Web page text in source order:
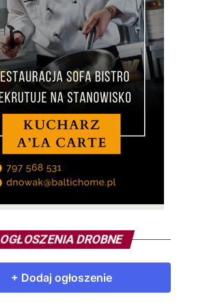
OGŁOSZENIA DROBNE